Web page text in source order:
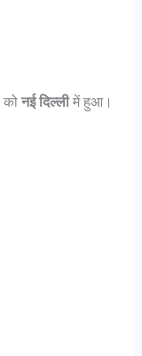
कोनई दिल्लीमें हुआ।